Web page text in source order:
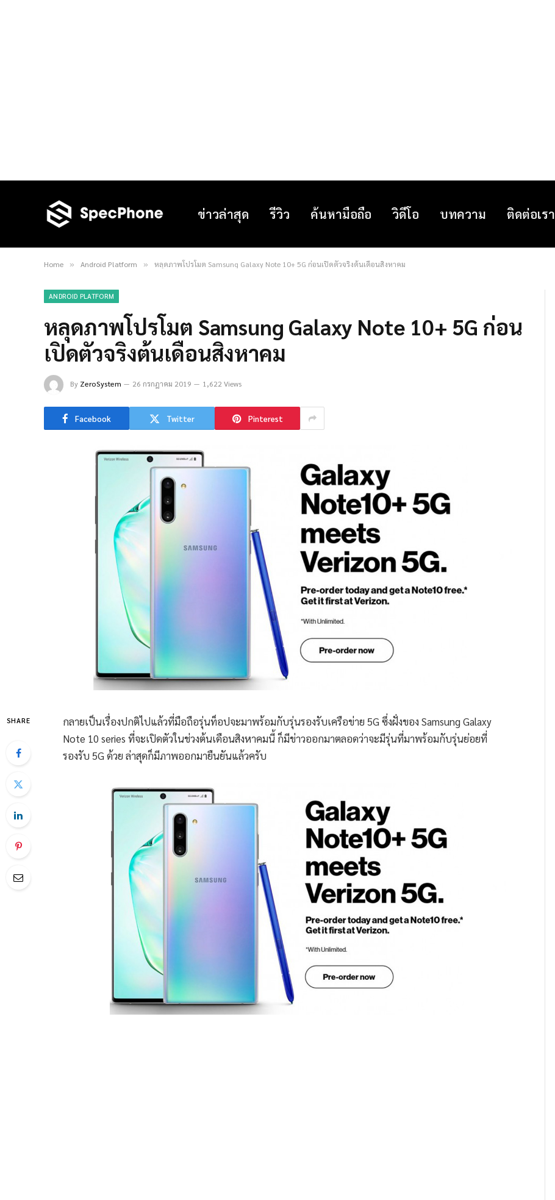
ข่าวล่าสุด รีวิว ค้นหามือถือ วิดีโอ บทความ ติดต่อเรา
Home » Android Platform » หลุดภาพโปรโมต Samsung Galaxy Note 10+ 5G ก่อนเปิดตัวจริงต้นเดือนสิงหาคม
ANDROID PLATFORM
หลุดภาพโปรโมต Samsung Galaxy Note 10+ 5G ก่อน
เปิดตัวจริงต้นเดือนสิงหาคม
By ZeroSystem 26 กรกฎาคม 2019 1,622 Views
Facebook Twitter Pinterest
SHARE
กลายเป็นเรื่องปกติไปแล้วที่มือถือรุ่นท็อปจะมาพร้อมกับรุ่นรองรับเครือข่าย 5G ซึ่งฝั่งของ Samsung Galaxy
Note 10 series ที่จะเปิดตัวในช่วงต้นเดือนสิงหาคมนี้ ก็มีข่าวออกมาตลอดว่าจะมีรุ่นที่มาพร้อมกับรุ่นย่อยที่
รองรับ 5G ด้วย ล่าสุดก็มีภาพออกมายืนยันแล้วครับ